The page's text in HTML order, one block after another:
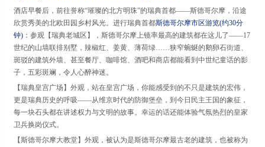
酒店早餐后，前往誉称“璀璨的北方明珠”的瑞典首都——斯德哥尔摩，沿途
欣赏秀美的北欧田园乡村风光。进行瑞典首都斯德哥尔摩市区游览(约30分
钟) ：参观【瑞典老城区】，斯德哥尔摩上镜率最高的建筑都在这儿了——17
世纪的山墙联排别墅，辣椒红、姜黄、薄荷绿……狭窄蜿蜒的鹅卵石街道、
斑驳的建筑外墙、甚至餐厅、咖啡馆、酒吧和商店都能看到中世纪童话的影
子，五彩斑斓，令人心醉神迷。
【瑞典皇宫广场】外观，站在皇宫广场，你能感受到的不只是建筑的宏伟，
更是瑞典历史的呼吸——从维京时代的防御堡垒，到今日民主王国的象征，
每一块石头都在讲述权力与文明的故事。幸运的话还能体验气氛热烈的皇家
卫兵换岗仪式。
【斯德哥尔摩大教堂】外观，被认为是斯德哥尔摩最古老的建筑，也被称为